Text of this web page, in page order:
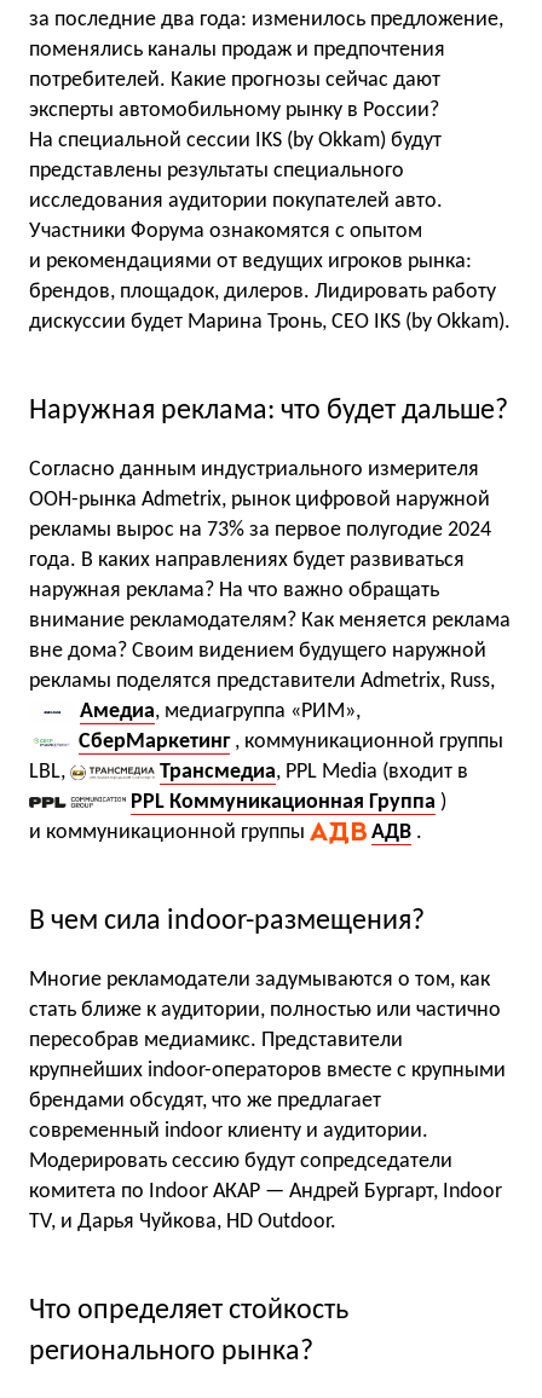
за последние два года: изменилось предложение,
поменялись каналы продаж и предпочтения
потребителей. Какие прогнозы сейчас дают
эксперты автомобильному рынку в России?
На специальной сессии IKS (by Okkam) будут
представлены результаты специального
исследования аудитории покупателей авто.
Участники Форума ознакомятся с опытом
и рекомендациями от ведущих игроков рынка:
брендов, площадок, дилеров. Лидировать работу
дискуссии будет Марина Тронь, CEO IKS (by Okkam).
Наружная реклама: что будет дальше?
Согласно данным индустриального измерителя
OOH-рынка Admetrix, рынок цифровой наружной
рекламы вырос на 73% за первое полугодие 2024
года. В каких направлениях будет развиваться
наружная реклама? На что важно обращать
внимание рекламодателям? Как меняется реклама
вне дома? Своим видением будущего наружной
рекламы поделятся представители Admetrix, Russ,
Амедиа, медиагруппа «РИМ»,
СберМаркетинг , коммуникационной группы
LBL,
Трансмедиа, PPL Media (входит в
PPL Коммуникационная Группа )
и коммуникационной группы
АДВ .
В чем сила indoor-размещения?
Многие рекламодатели задумываются о том, как
стать ближе к аудитории, полностью или частично
пересобрав медиамикс. Представители
крупнейших indoor-операторов вместе с крупными
брендами обсудят, что же предлагает
современный indoor клиенту и аудитории.
Модерировать сессию будут сопредседатели
комитета по Indoor АКАР — Андрей Бургарт, Indoor
TV, и Дарья Чуйкова, HD Outdoor.
Что определяет стойкость
регионального рынка?